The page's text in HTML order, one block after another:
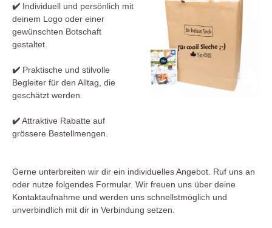
✔️ Individuell und persönlich mit
deinem Logo oder einer
gewünschten Botschaft
gestaltet.
✔️ Praktische und stilvolle
Begleiter für den Alltag, die
geschätzt werden.
✔️Attraktive Rabatte auf
grössere Bestellmengen.
Gerne unterbreiten wir dir ein individuelles Angebot. Ruf uns an
oder nutze folgendes Formular. Wir freuen uns über deine
Kontaktaufnahme und werden uns schnellstmöglich und
unverbindlich mit dir in Verbindung setzen.